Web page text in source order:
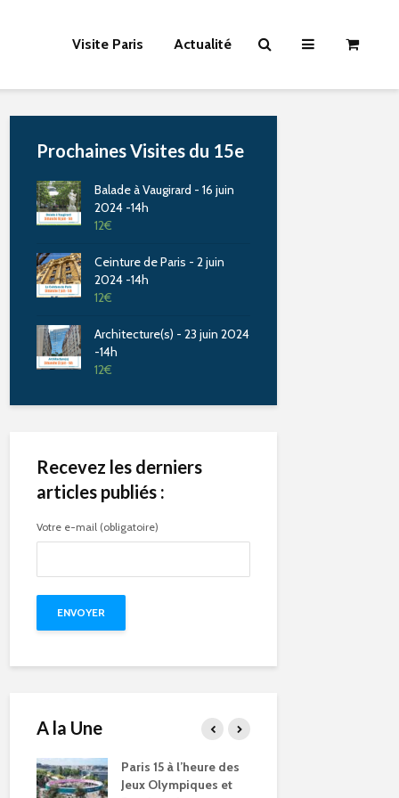
Visite Paris Actualité
Prochaines Visites du 15e
Balade à Vaugirard - 16 juin
2024 -14h
12€
Ceinture de Paris - 2 juin
2024 -14h
12€
Architecture(s) - 23 juin 2024
-14h
12€
Recevez les derniers
articles publiés :
Votre e-mail (obligatoire)
A la Une
Compétitions, flamme
olympique… les Jeux